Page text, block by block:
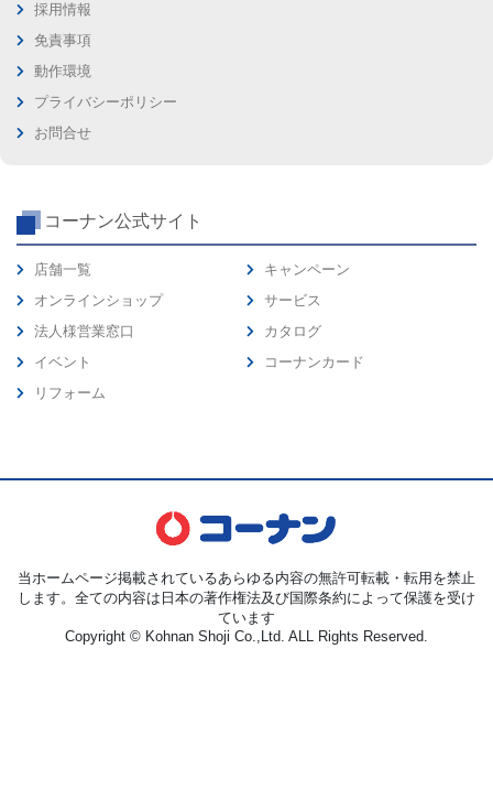
採用情報
免責事項
動作環境
プライバシーポリシー
お問合せ
コーナン公式サイト
店舗一覧
オンラインショップ
法人様営業窓口
イベント
リフォーム
キャンペーン
サービス
カタログ
コーナンカード
当ホームページ掲載されているあらゆる内容の無許可転載・転用を禁止
します。全ての内容は日本の著作権法及び国際条約によって保護を受け
ています
Copyright © Kohnan Shoji Co.,Ltd. ALL Rights Reserved.